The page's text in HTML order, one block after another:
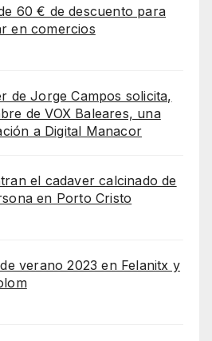
60 € de descuento para
en comercios
de Jorge Campos solicita,
de VOX Baleares, una
a Digital Manacor
el cadaver calcinado de
en Porto Cristo
verano 2023 en Felanitx y